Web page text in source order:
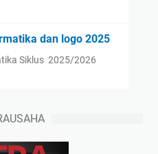
dan logo 2025
Siklus 2025/2026